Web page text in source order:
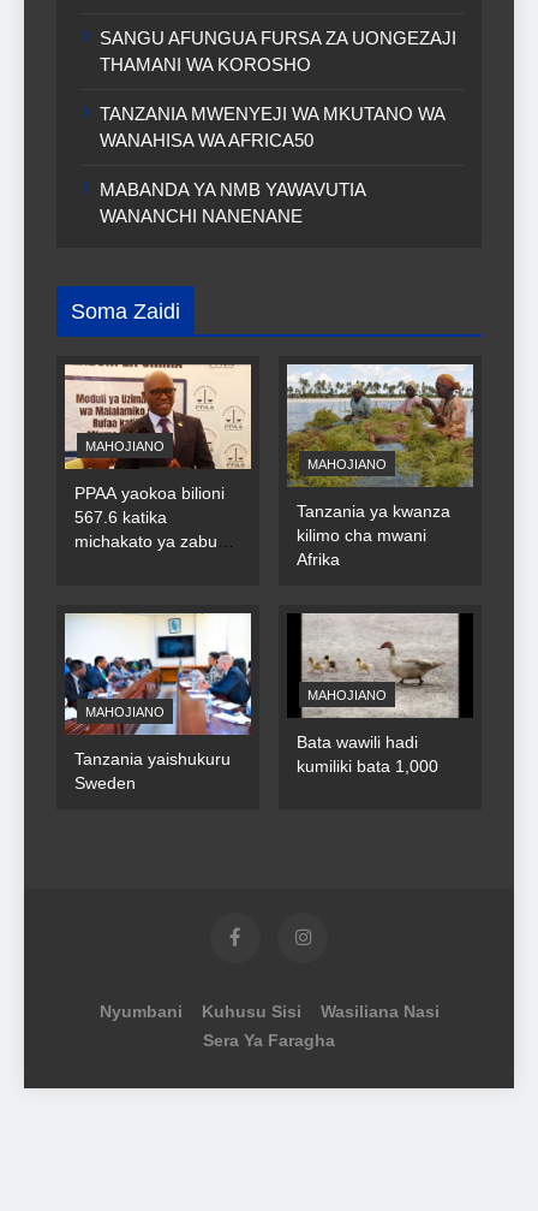
SANGU AFUNGUA FURSA ZA UONGEZAJI
THAMANI WA KOROSHO
TANZANIA MWENYEJI WA MKUTANO WA
WANAHISA WA AFRICA50
MABANDA YA NMB YAWAVUTIA
WANANCHI NANENANE
Soma Zaidi
MAHOJIANO
PPAA yaokoa bilioni
567.6 katika
michakato ya zabuni
MAHOJIANO
Tanzania ya kwanza
kilimo cha mwani
Afrika
MAHOJIANO
Tanzania yaishukuru
Sweden
MAHOJIANO
Bata wawili hadi
kumiliki bata 1,000
Nyumbani Kuhusu Sisi
Wasiliana Nasi
Sera Ya Faragha